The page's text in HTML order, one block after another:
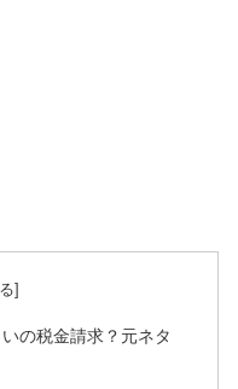
の税金請求？元ネタ